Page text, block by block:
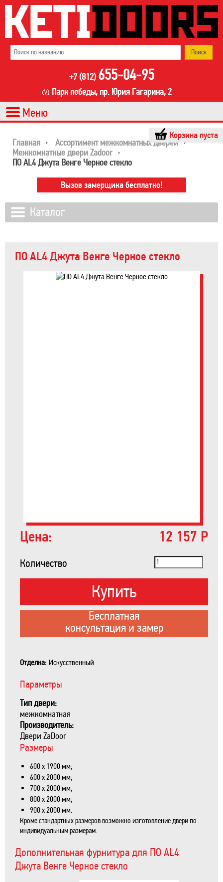
+7 (812) 655-04-95
Парк победы, пр. Юрия Гагарина, 2
Корзина пуста
Главная
Ассортимент межкомнатных дверей
Межкомнатные двери Zadoor
ПО AL4 Джута Венге Черное стекло
ПО AL4 Джута Венге Черное стекло
Цена: 12 157 Р
Количество
Купить
Бесплатная
консультация и замер
Отделка: Искусственный
Параметры
Тип двери:
межкомнатная
Производитель:
Двери ZaDoor
Размеры
600 х 1900 мм;
600 х 2000 мм;
700 х 2000 мм;
800 х 2000 мм;
900 х 2000 мм.
Кроме стандартных размеров возможно изготовление двери по
индивидуальным размерам.
Дополнительная фурнитура для ПО AL4
Джута Венге Черное стекло